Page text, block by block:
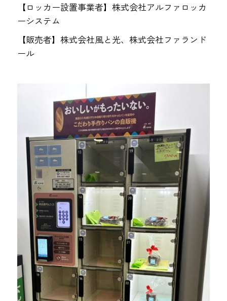
【ロッカー設置事業者】株式会社アルファロッカ
ーシステム
【販売者】株式会社風と光、株式会社ファランド
ール